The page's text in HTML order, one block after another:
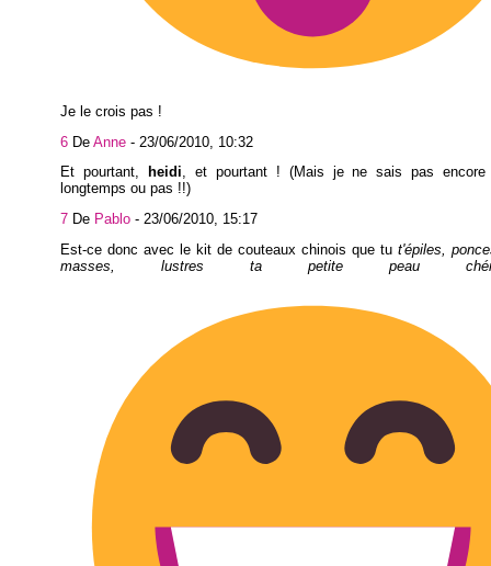
Je le crois pas !
6 De Anne - 23/06/2010, 10:32
Et pourtant,
heidi, et pourtant ! (Mais je ne sais pas
longtemps ou pas !!)
7 De Pablo - 23/06/2010, 15:17
Est-ce donc avec le kit de couteaux chinois que tu t'épiles,
masses, lustres ta petite peau